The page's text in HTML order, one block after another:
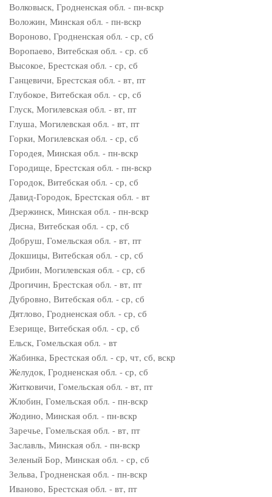
Волковыск, Гродненская обл. - пн-вскр
Воложин, Минская обл. - пн-вскр
Вороново, Гродненская обл. - ср, сб
Воропаево, Витебская обл. - ср. сб
Высокое, Брестская обл. - ср, сб
Ганцевичи, Брестская обл. - вт, пт
Глубокое, Витебская обл. - ср, сб
Глуск, Могилевская обл. - вт, пт
Глуша, Могилевская обл. - вт, пт
Горки, Могилевская обл. - ср, сб
Городея, Минская обл. - пн-вскр
Городище, Брестская обл. - пн-вскр
Городок, Витебская обл. - ср, сб
Давид-Городок, Брестская обл. - вт
Дзержинск, Минская обл. - пн-вскр
Дисна, Витебская обл. - ср, сб
Добруш, Гомельская обл. - вт, пт
Докшицы, Витебская обл. - ср, сб
Дрибин, Могилевская обл. - ср, сб
Дрогичин, Брестская обл. - вт, пт
Дубровно, Витебская обл. - ср, сб
Дятлово, Гродненская обл. - ср, сб
Езерище, Витебская обл. - ср, сб
Ельск, Гомельская обл. - вт
Жабинка, Брестская обл. - ср, чт, сб, вскр
Желудок, Гродненская обл. - ср, сб
Житковичи, Гомельская обл. - вт, пт
Жлобин, Гомельская обл. - пн-вскр
Жодино, Минская обл. - пн-вскр
Заречье, Гомельская обл. - вт, пт
Заславль, Минская обл. - пн-вскр
Зеленый Бор, Минская обл. - ср, сб
Зельва, Гродненская обл. - пн-вскр
Иваново, Брестская обл. - вт, пт